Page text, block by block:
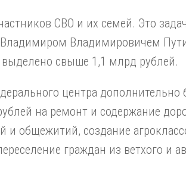
СВО и их семей. Это
Владимиром Владимировичем
свыше 1,1 млрд рублей.
центра дополнительно
на ремонт и содержание
и общежитий, создание
граждан из ветхого и